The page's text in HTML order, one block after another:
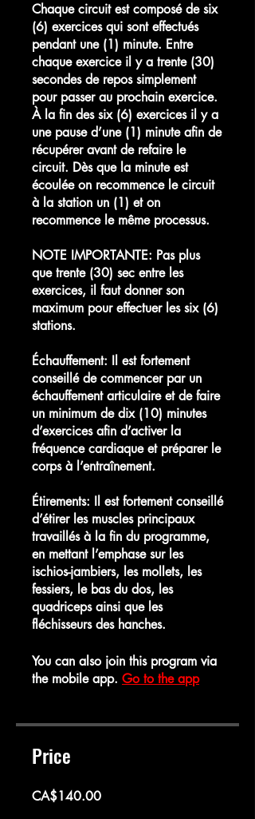
Chaque circuit est composé de six
(6) exercices qui sont effectués
pendant une (1) minute. Entre
chaque exercice il y a trente (30)
secondes de repos simplement
pour passer au prochain exercice.
À la fin des six (6) exercices il y a
une pause d’une (1) minute afin de
récupérer avant de refaire le
circuit. Dès que la minute est
écoulée on recommence le circuit
à la station un (1) et on
recommence le même processus.
NOTE IMPORTANTE: Pas plus
que trente (30) sec entre les
exercices, il faut donner son
maximum pour effectuer les six (6)
stations.
Échauffement: Il est fortement
conseillé de commencer par un
échauffement articulaire et de faire
un minimum de dix (10) minutes
d’exercices afin d’activer la
fréquence cardiaque et préparer le
corps à l’entraînement.
Étirements: Il est fortement conseillé
d’étirer les muscles principaux
travaillés à la fin du programme,
en mettant l’emphase sur les
ischios-jambiers, les mollets, les
fessiers, le bas du dos, les
quadriceps ainsi que les
You can also join this program via
the mobile app. Go to the app
Price
CA$140.00